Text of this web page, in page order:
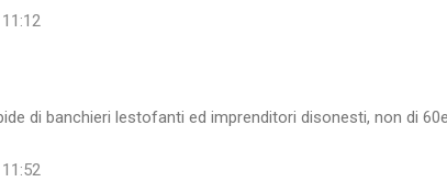
di banchieri lestofanti ed imprenditori disonesti, non di